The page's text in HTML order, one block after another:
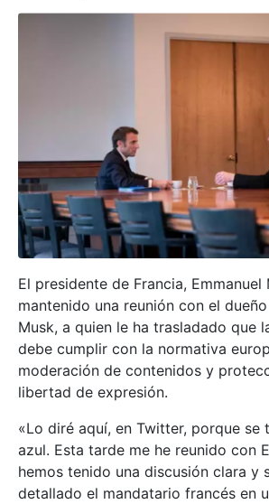
El presidente de Francia, Emmanuel
mantenido una reunión con el
Musk, a quien le ha trasladado que
debe cumplir con la normativa
moderación de contenidos y
libertad de expresión.
«Lo diré aquí, en Twitter, porque se
azul. Esta tarde me he reunido con
hemos tenido una discusión clara y
detallado el mandatario francés en